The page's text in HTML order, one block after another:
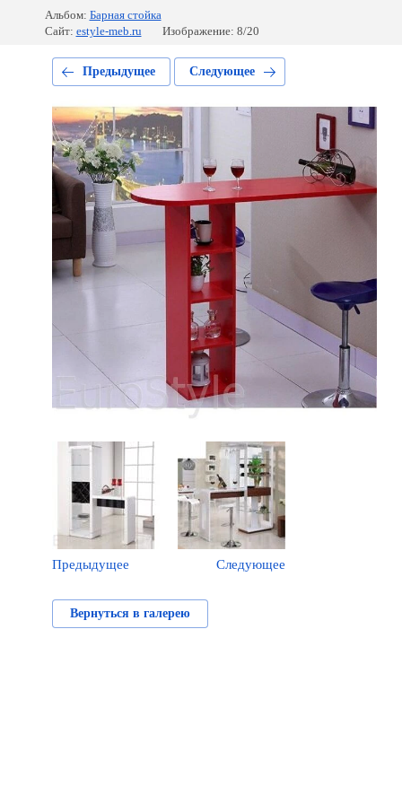
Альбом: Барная стойка
Сайт: estyle-meb.ru Изображение: 8/20
Предыдущее Следующее
Предыдущее Следующее
Вернуться в галерею